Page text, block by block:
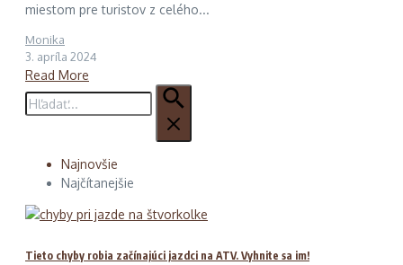
miestom pre turistov z celého...
Monika
3. apríla 2024
Read More
Hľadať:
Najnovšie
Najčítanejšie
Tieto chyby robia začínajúci jazdci na ATV. Vyhnite sa im!